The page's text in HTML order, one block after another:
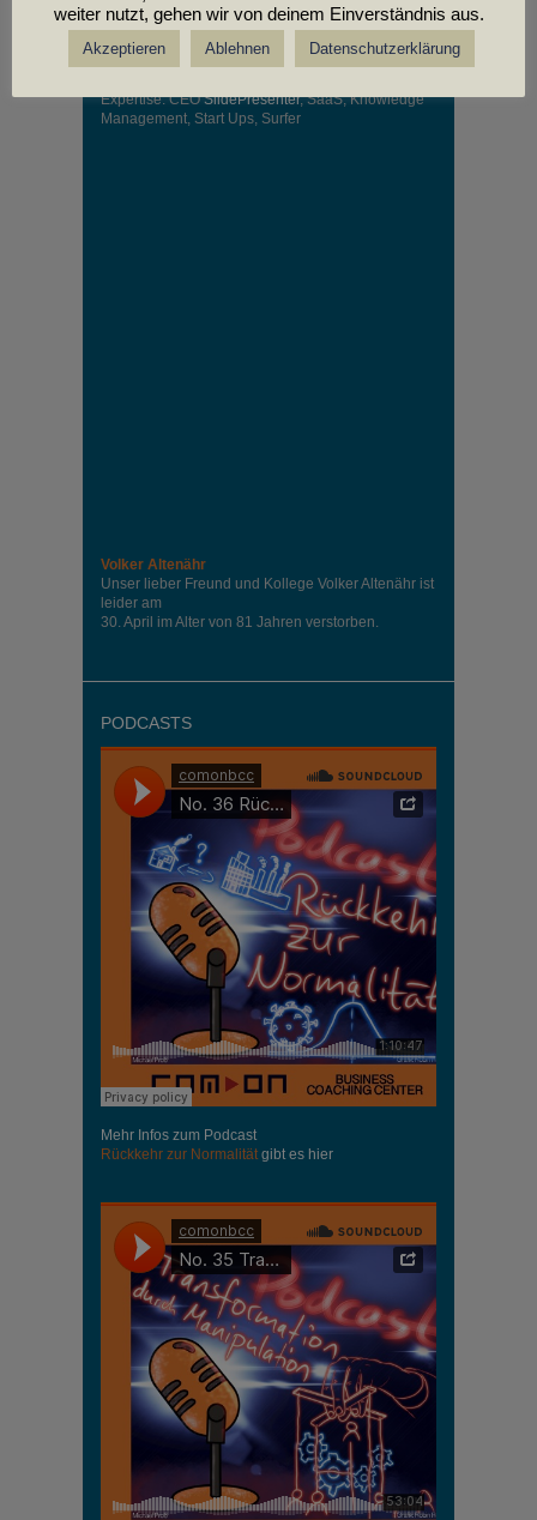
Expertise: CEOSlidePresenter, SaaS, Knowledge
Management, Start Ups, Surfer
Volker Altenähr
Unser lieber Freund und Kollege Volker Altenähr ist
leider am
30. April im Alter von 81 Jahren verstorben.
PODCASTS
Mehr Infos zum Podcast
Rückkehr zur Normalitätgibt es hier
weiter nutzt, gehen wir von deinem Einverständnis aus.
Akzeptieren Ablehnen Datenschutzerklärung